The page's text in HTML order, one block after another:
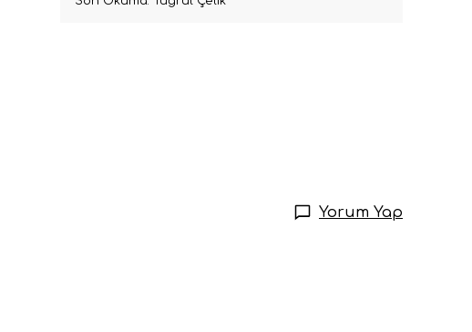
Yorum Yap